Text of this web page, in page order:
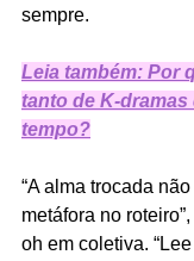
sempre.
Leia também: Por
tanto de K-dramas
tempo?
“A alma trocada
metáfora no
oh em coletiva.